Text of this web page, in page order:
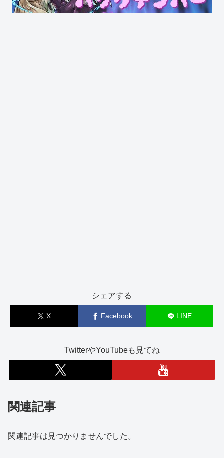
シェアする
X Facebook LINE
TwitterやYouTubeも見てね
関連記事
関連記事は見つかりませんでした。